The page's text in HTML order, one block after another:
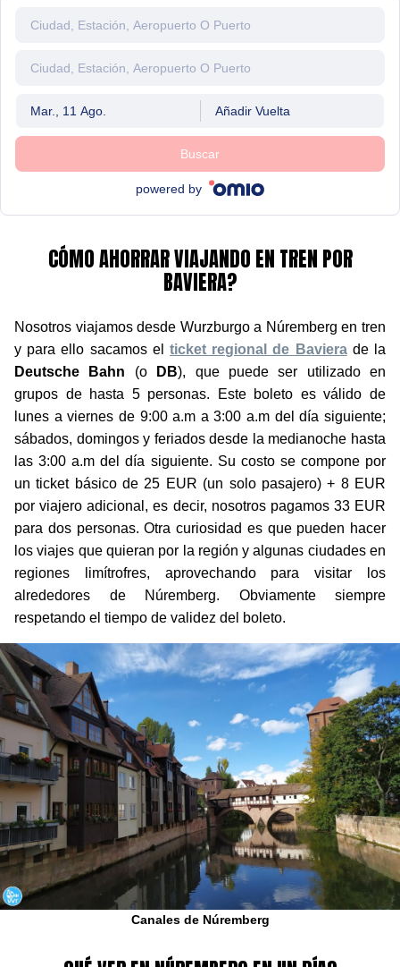
Mar., 11 Ago. Añadir Vuelta
Buscar
powered by
CÓMO AHORRAR VIAJANDO EN TREN POR
BAVIERA?
Nosotros viajamos desde Wurzburgo a Núremberg en tren
y para ello sacamos el ticket regional de Bavierade la
Deutsche Bahn (o DB), que puede ser utilizado en
grupos de hasta 5 personas. Este boleto es válido de
lunes a viernes de 9:00 a.m a 3:00 a.m del día siguiente;
sábados, domingos y feriados desde la medianoche hasta
las 3:00 a.m del día siguiente. Su costo se compone por
un ticket básico de 25 EUR (un solo pasajero) + 8 EUR
por viajero adicional, es decir, nosotros pagamos 33 EUR
para dos personas. Otra curiosidad es que pueden hacer
los viajes que quieran por la región y algunas ciudades en
regiones limítrofres, aprovechando para visitar los
alrededores de Núremberg. Obviamente siempre
respetando el tiempo de validez del boleto.
Canales de Núremberg